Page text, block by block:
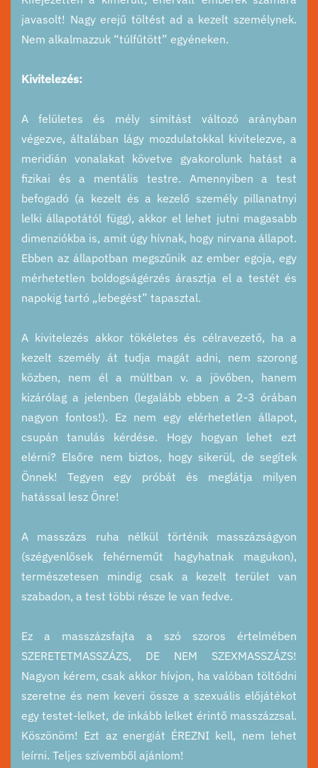
javasolt! Nagy erejű töltést ad a kezelt személynek.
Nem alkalmazzuk “túlfűtött” egyéneken.
Kivitelezés:
A felületes és mély simítást változó arányban
végezve, általában lágy mozdulatokkal kivitelezve, a
meridián vonalakat követve gyakorolunk hatást a
fizikai és a mentális testre. Amennyiben a test
befogadó (a kezelt és a kezelő személy pillanatnyi
lelki állapotától függ), akkor el lehet jutni magasabb
dimenziókba is, amit úgy hívnak, hogy nirvana állapot.
Ebben az állapotban megszűnik az ember egoja, egy
mérhetetlen boldogságérzés árasztja el a testét és
napokig tartó „lebegést” tapasztal.
A kivitelezés akkor tökéletes és célravezető, ha a
kezelt személy át tudja magát adni, nem szorong
közben, nem él a múltban v. a jövőben, hanem
kizárólag a jelenben (legalább ebben a 2-3 órában
nagyon fontos!). Ez nem egy elérhetetlen állapot,
csupán tanulás kérdése. Hogy hogyan lehet ezt
elérni? Elsőre nem biztos, hogy sikerül, de segítek
Önnek! Tegyen egy próbát és meglátja milyen
hatással lesz Önre!
A masszázs ruha nélkül történik masszázságyon
(szégyenlősek fehérneműt hagyhatnak magukon),
természetesen mindig csak a kezelt terület van
szabadon, a test többi része le van fedve.
Ez a masszázsfajta a szó szoros értelmében
SZERETETMASSZÁZS, DE NEM SZEXMASSZÁZS!
Nagyon kérem, csak akkor hívjon, ha valóban töltődni
szeretne és nem keveri össze a szexuális előjátékot
egy testet-lelket, de inkább lelket érintő masszázzsal.
Köszönöm! Ezt az energiát ÉREZNI kell, nem lehet
leírni. Teljes szívemből ajánlom!